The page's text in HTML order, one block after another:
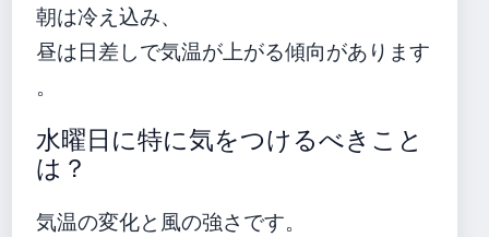
朝は冷え込み、
昼は日差しで気温が上がる傾向があります
。
水曜日に特に気をつけるべきこと
は？
気温の変化と風の強さです。